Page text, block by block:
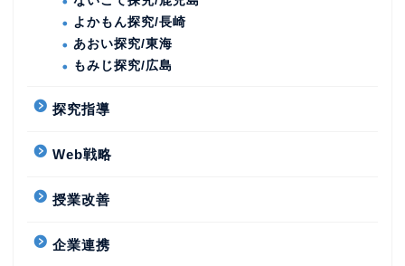
よかもん探究/長崎
あおい探究/東海
もみじ探究/広島
探究指導
Web戦略
授業改善
企業連携